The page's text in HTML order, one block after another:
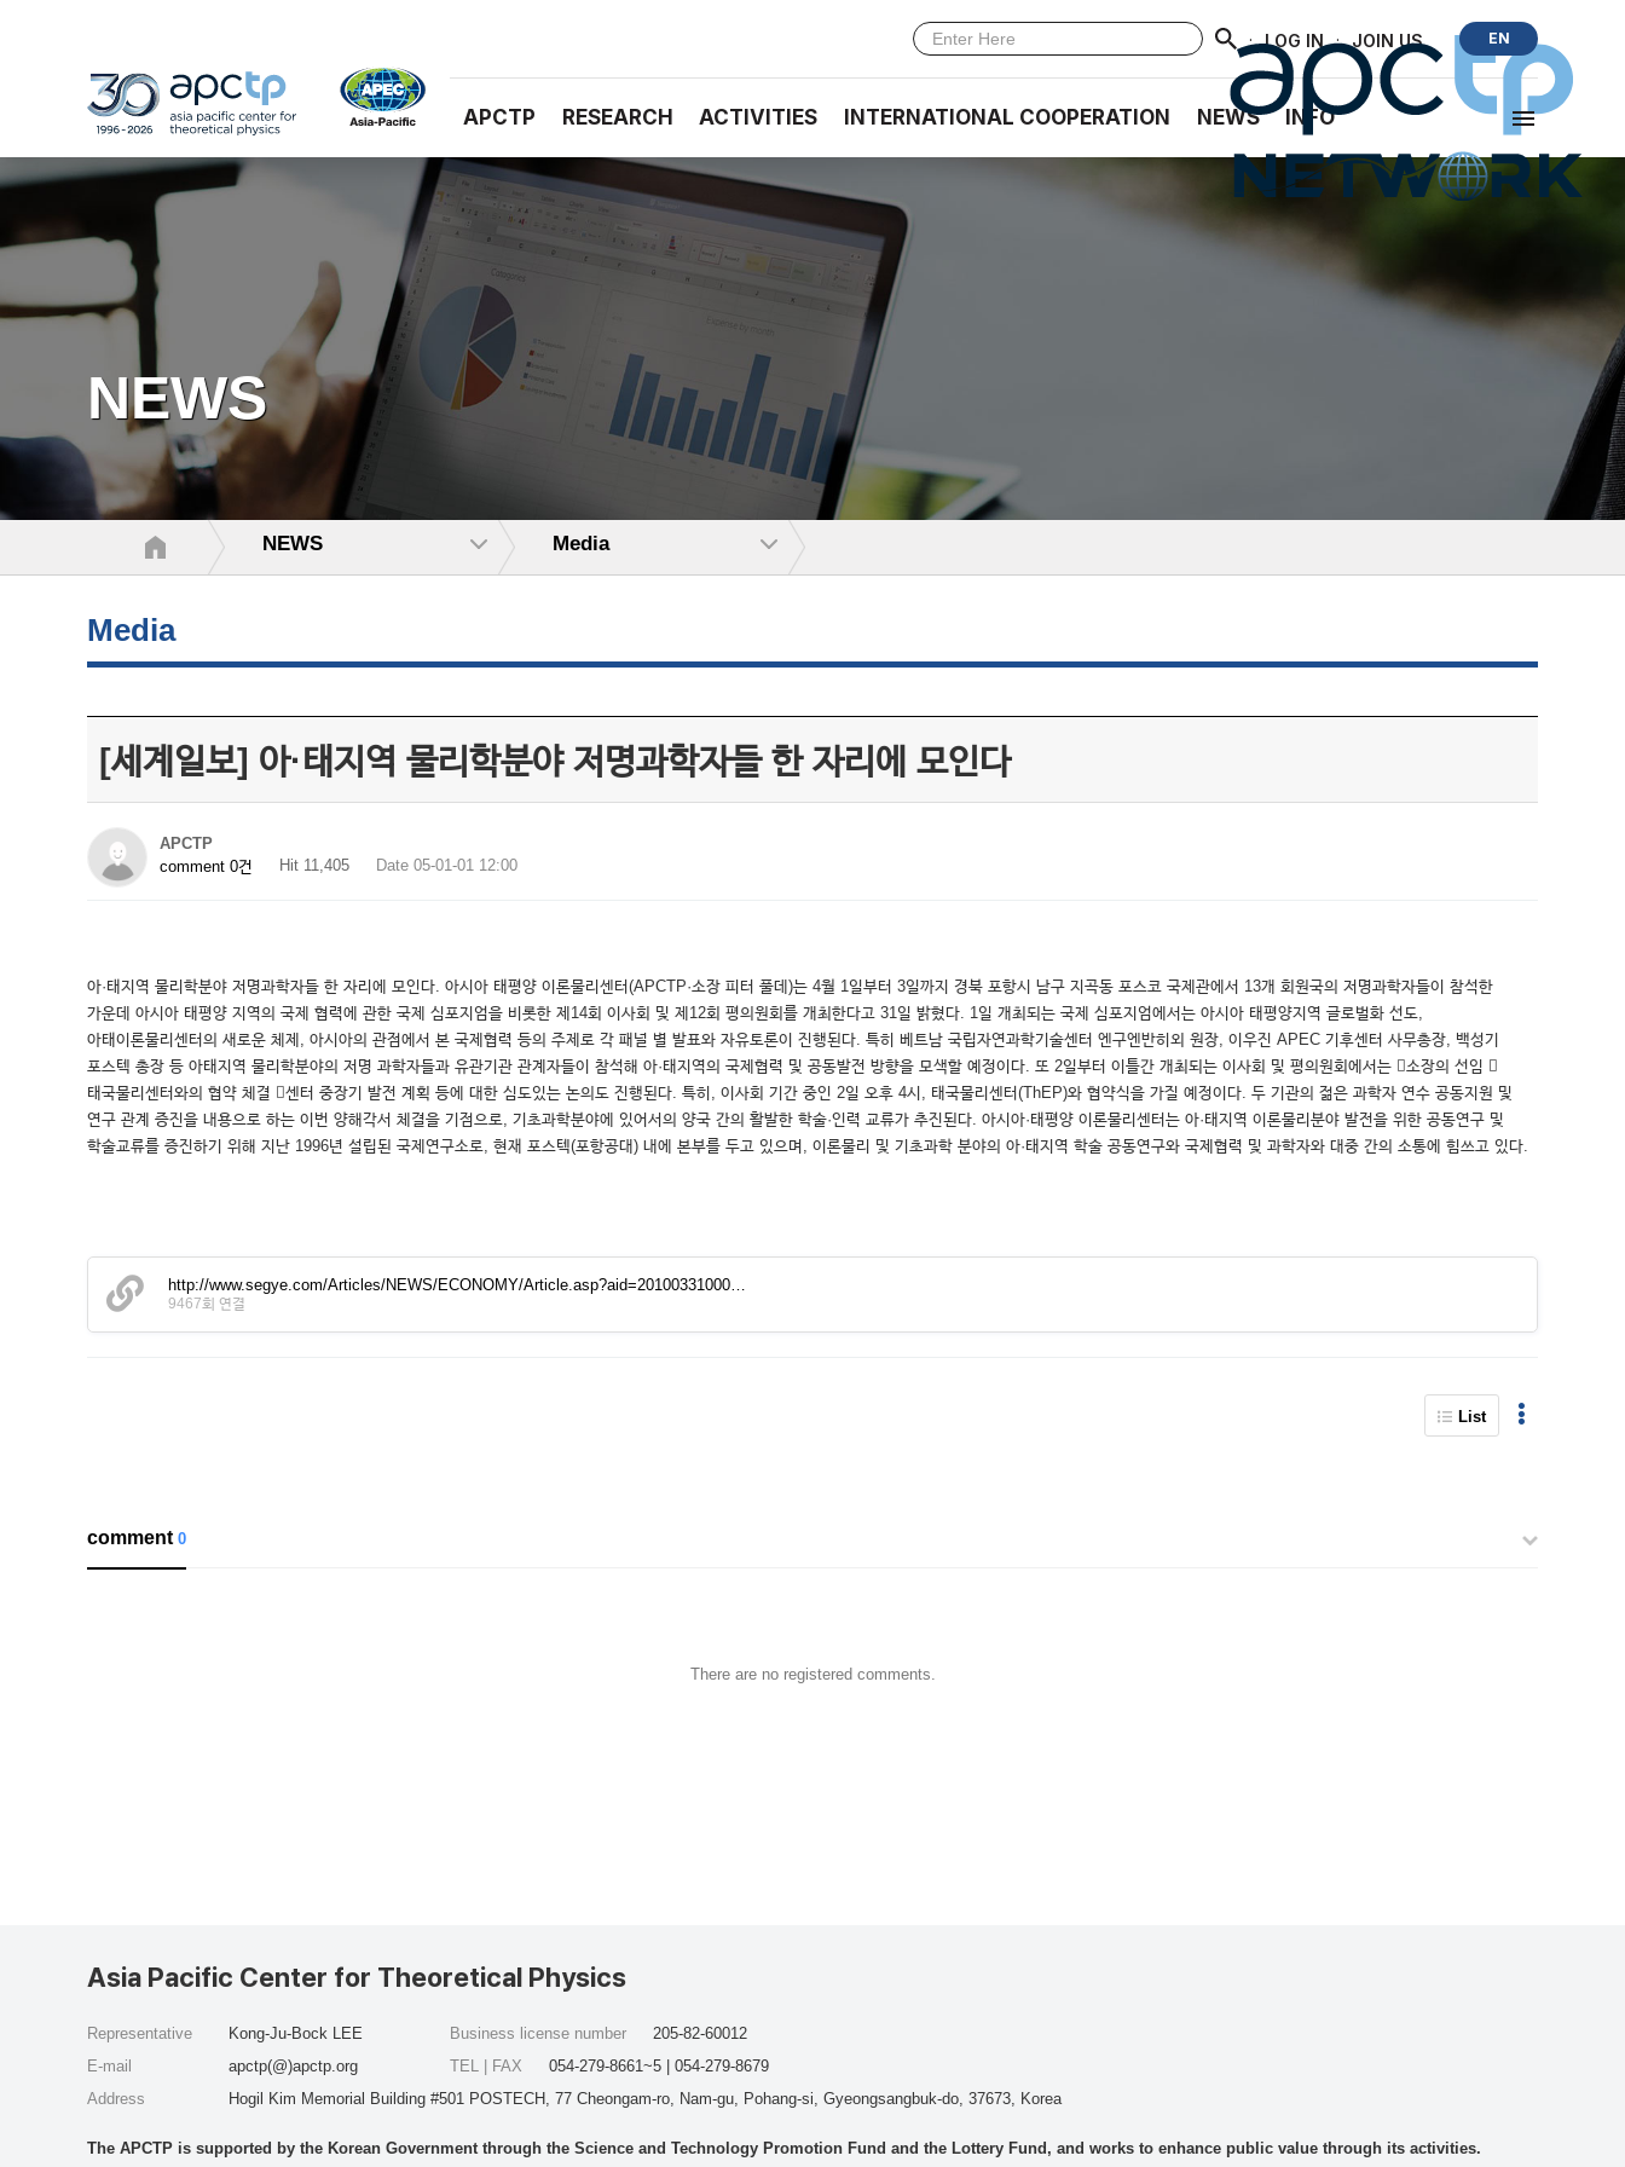
· LOG IN · JOIN US EN
APCTP RESEARCH ACTIVITIES INTERNATIONAL COOPERATION NEWS INFO
NEWS
NEWS Media
Media
[세계일보] 아·태지역 물리학분야 저명과학자들 한 자리에 모인다
APCTP
comment 0건
Hit 11,405 Date 05-01-01 12:00
아·태지역 물리학분야 저명과학자들 한 자리에 모인다. 아시아 태평양 이론물리센터(APCTP·소장 피터 풀데)는 4월 1일부터 3일까지 경북 포항시 남구 지곡동 포스코 국제관에서 13개 회원국의 저명과학자들이 참석한
가운데 아시아 태평양 지역의 국제 협력에 관한 국제 심포지엄을 비롯한 제14회 이사회 및 제12회 평의원회를 개최한다고 31일 밝혔다. 1일 개최되는 국제 심포지엄에서는 아시아 태평양지역 글로벌화 선도,
아태이론물리센터의 새로운 체제, 아시아의 관점에서 본 국제협력 등의 주제로 각 패널 별 발표와 자유토론이 진행된다. 특히 베트남 국립자연과학기술센터 엔구엔반히외 원장, 이우진 APEC 기후센터 사무총장, 백성기
포스텍 총장 등 아태지역 물리학분야의 저명 과학자들과 유관기관 관계자들이 참석해 아·태지역의 국제협력 및 공동발전 방향을 모색할 예정이다. 또 2일부터 이틀간 개최되는 이사회 및 평의원회에서는 소장의 선임 
태국물리센터와의 협약 체결 센터 중장기 발전 계획 등에 대한 심도있는 논의도 진행된다. 특히, 이사회 기간 중인 2일 오후 4시, 태국물리센터(ThEP)와 협약식을 가질 예정이다. 두 기관의 젊은 과학자 연수 공동지원 및
연구 관계 증진을 내용으로 하는 이번 양해각서 체결을 기점으로, 기초과학분야에 있어서의 양국 간의 활발한 학술·인력 교류가 추진된다. 아시아·태평양 이론물리센터는 아·태지역 이론물리분야 발전을 위한 공동연구 및
학술교류를 증진하기 위해 지난 1996년 설립된 국제연구소로, 현재 포스텍(포항공대) 내에 본부를 두고 있으며, 이론물리 및 기초과학 분야의 아·태지역 학술 공동연구와 국제협력 및 과학자와 대중 간의 소통에 힘쓰고 있다.
http://www.segye.com/Articles/NEWS/ECONOMY/Article.asp?aid=20100331000…
9467회 연결
List
comment0
There are no registered comments.
Asia Pacific Center for Theoretical Physics
Representative
Kong-Ju-Bock LEE
E-mail
apctp(@)apctp.org
Address
Hogil Kim Memorial Building #501 POSTECH, 77 Cheongam-ro, Nam-gu, Pohang-si, Gyeongsangbuk-do, 37673, Korea
Business license number
205-82-60012
TEL | FAX
054-279-8661~5 | 054-279-8679
The APCTP is supported by the Korean Government through the Science and Technology Promotion Fund and the Lottery Fund, and works to enhance public value through its activities.